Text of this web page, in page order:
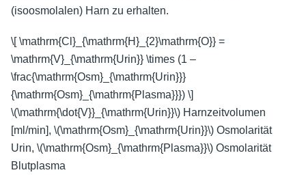
(isoosmolalen) Harn zu erhalten.
\[ \mathrm{Cl}_{\mathrm{H}_{2}\mathrm{O}} =
\mathrm{V}_{\mathrm{Urin}} \times (1 –
\frac{\mathrm{Osm}_{\mathrm{Urin}}}
{\mathrm{Osm}_{\mathrm{Plasma}}}) \]
\(\mathrm{\dot{V}}_{\mathrm{Urin}}\) Harnzeitvolumen
[ml/min], \(\mathrm{Osm}_{\mathrm{Urin}}\) Osmolarität
Urin, \(\mathrm{Osm}_{\mathrm{Plasma}}\) Osmolarität
Blutplasma